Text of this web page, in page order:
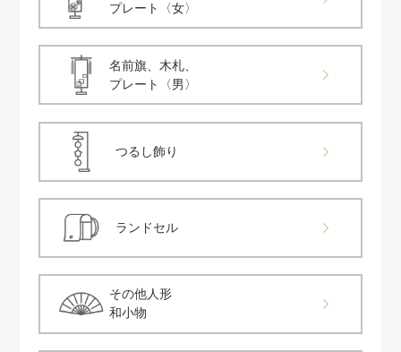
プレート〈女〉
名前旗、木札、
プレート〈男〉
つるし飾り
ランドセル
その他人形
和小物